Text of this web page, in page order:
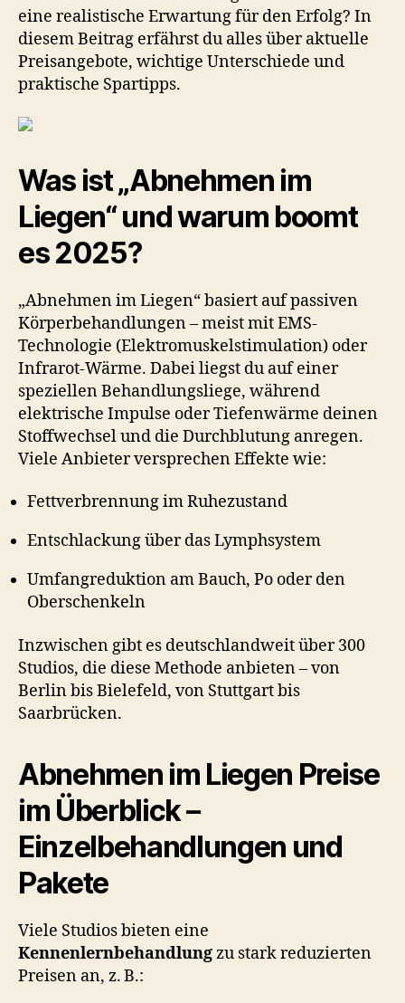
eine realistische Erwartung für den Erfolg? In
diesem Beitrag erfährst du alles über aktuelle
Preisangebote, wichtige Unterschiede und
praktische Spartipps.
Was ist „Abnehmen im
Liegen“ und warum boomt
es 2025?
„Abnehmen im Liegen“ basiert auf passiven
Körperbehandlungen – meist mit EMS-
Technologie (Elektromuskelstimulation) oder
Infrarot-Wärme. Dabei liegst du auf einer
speziellen Behandlungsliege, während
elektrische Impulse oder Tiefenwärme deinen
Stoffwechsel und die Durchblutung anregen.
Viele Anbieter versprechen Effekte wie:
Fettverbrennung im Ruhezustand
Entschlackung über das Lymphsystem
Umfangreduktion am Bauch, Po oder den
Oberschenkeln
Inzwischen gibt es deutschlandweit über 300
Studios, die diese Methode anbieten – von
Berlin bis Bielefeld, von Stuttgart bis
Saarbrücken.
Abnehmen im Liegen Preise
im Überblick –
Einzelbehandlungen und
Pakete
Viele Studios bieten eine
Kennenlernbehandlungzu stark reduzierten
Preisen an, z. B.: